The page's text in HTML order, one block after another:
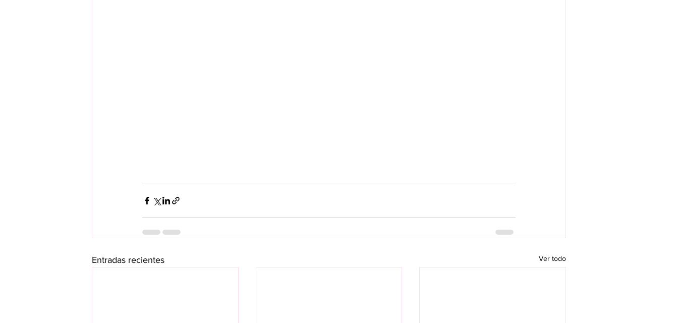
Entradas recientes Ver todo